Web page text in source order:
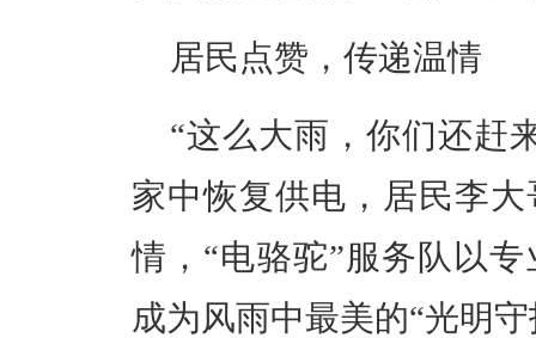
居民点赞，传递温情
“这么大雨，你们还赶
家中恢复供电，居民李
情，“电骆驼”服务队 以
成为风雨中最美的“光明